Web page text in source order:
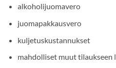
alkoholijuomavero
juomapakkausvero
kuljetuskustannukset
mahdolliset muut